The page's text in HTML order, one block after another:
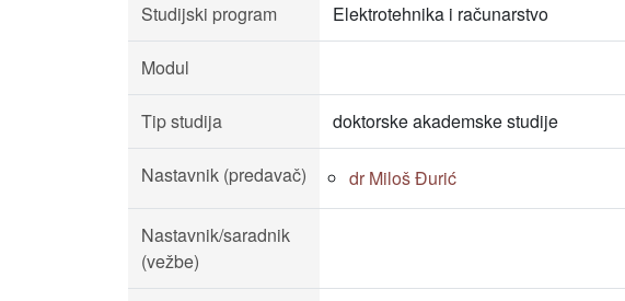
Studijski program Elektrotehnika i računarstvo
Modul
Tip studija doktorske akademske studije
Nastavnik (predavač) dr Miloš Đurić
Nastavnik/saradnik
(vežbe)